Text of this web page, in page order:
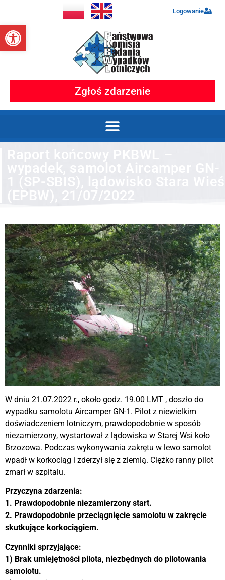
Otwórz pasek narzędzi
Logowanie
Zgłoś zdarzenie
wypadek, samolot Aircamper GN-
1 (SP-SBIS), lądowisko Stara Wieś
(EPBW), 21/07/2022
W dniu 21.07.2022 r., około godz. 19.00 LMT , doszło do
wypadku samolotu Aircamper GN-1. Pilot z niewielkim
doświadczeniem lotniczym, prawdopodobnie w sposób
niezamierzony, wystartował z lądowiska w Starej Wsi koło
Brzozowa. Podczas wykonywania zakrętu w lewo samolot
wpadł w korkociąg i zderzył się z ziemią. Ciężko ranny pilot
zmarł w szpitalu.
Przyczyna zdarzenia:
1. Prawdopodobnie niezamierzony start.
2. Prawdopodobnie przeciągnięcie samolotu w zakręcie
skutkujące korkociągiem.
Czynniki sprzyjające:
1) Brak umiejętności pilota, niezbędnych do pilotowania
samolotu.